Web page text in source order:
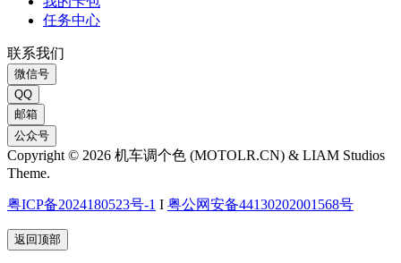
任务中心
联系我们
微信号
QQ
邮箱
公众号
Copyright © 2026 机车调个色 (MOTOLR.CN) & LIAM Studios
Theme.
粤ICP备2024180523号-1 I 粤公网安备44130202001568号
返回顶部